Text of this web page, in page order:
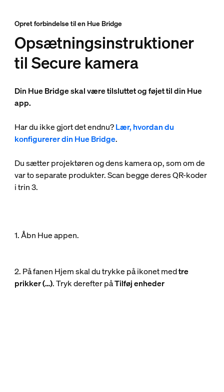
Opret forbindelse til en Hue Bridge
Opsætningsinstruktioner
til Secure kamera
Din Hue Bridge skal være tilsluttet og føjet til din Hue
app.
Har du ikke gjort det endnu?Lær, hvordan du
konfigurerer din Hue Bridge.
Du sætter projektøren og dens kamera op, som om de
var to separate produkter. Scan begge deres QR-koder
i trin 3.
1. Åbn Hue appen.
2. På fanen Hjem skal du trykke på ikonet medtre
prikker (…). Tryk derefter påTilføj enheder